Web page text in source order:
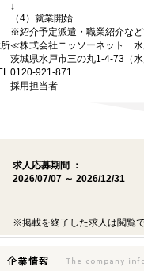
↓
（4）就業開始
※紹介予定派遣・職業紹介など
≪株式会社ニッソーネット
茨城県水戸市三の丸1-4-73（水
0120-921-871
採用担当者
求人応募期間 ：
2026/07/07 ～ 2026/12/31
※掲載を終了した求人は閲覧